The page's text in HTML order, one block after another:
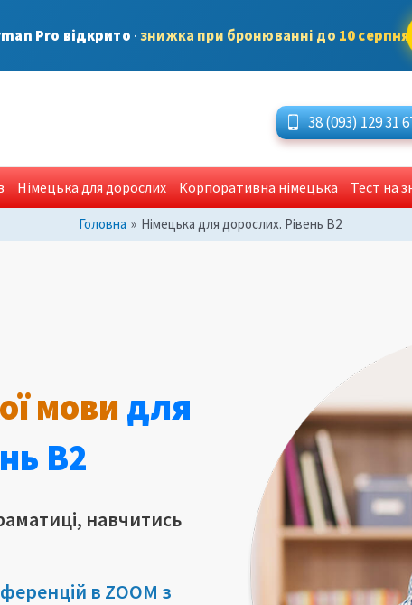
Pro відкрито ·знижка при бронюванні до 10 серпня
38 (093) 129 31
Німецька для дорослих Корпоративна німецька Тест на
Головна » Німецька для дорослих. Рівень B2
мови для
B2
навчитись
в ZOOM з